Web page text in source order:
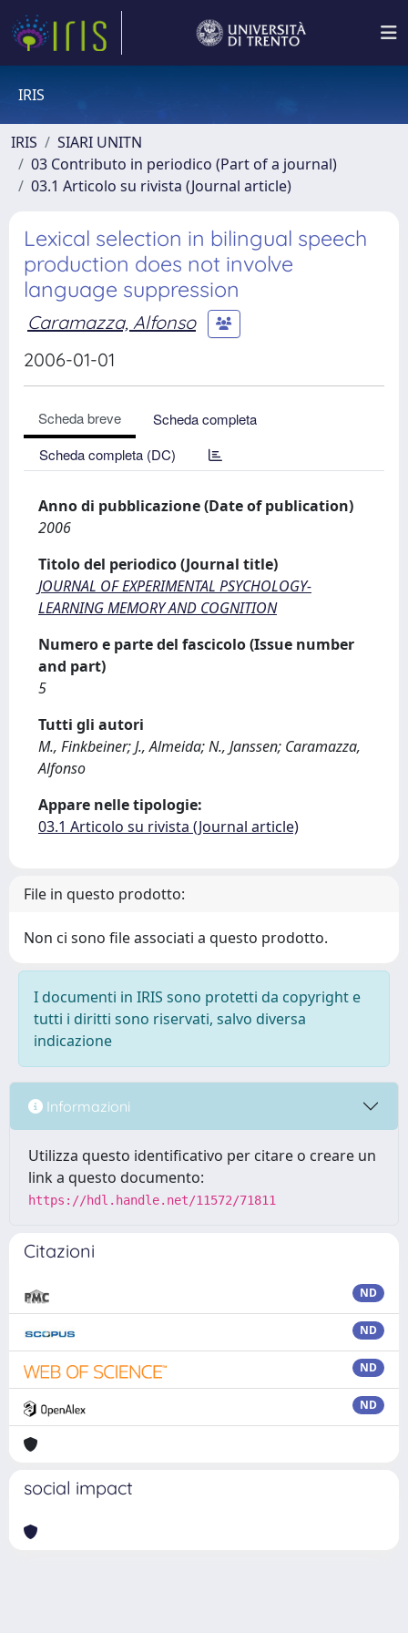
IRIS
IRIS
SIARI UNITN
03 Contributo in periodico (Part of a journal)
03.1 Articolo su rivista (Journal article)
Lexical selection in bilingual speech
production does not involve
language suppression
Caramazza, Alfonso
2006-01-01
Scheda breve
Scheda completa
Scheda completa (DC)
Anno di pubblicazione (Date of publication)
2006
Titolo del periodico (Journal title)
JOURNAL OF EXPERIMENTAL PSYCHOLOGY-
LEARNING MEMORY AND COGNITION
Numero e parte del fascicolo (Issue number
and part)
5
Tutti gli autori
M., Finkbeiner; J., Almeida; N., Janssen; Caramazza,
Alfonso
Appare nelle tipologie:
03.1 Articolo su rivista (Journal article)
File in questo prodotto:
Non ci sono file associati a questo prodotto.
I documenti in IRIS sono protetti da copyright e
tutti i diritti sono riservati, salvo diversa
indicazione
Informazioni
Utilizza questo identificativo per citare o creare un
link a questo documento:
https://hdl.handle.net/11572/71811
Citazioni
ND
ND
ND
ND
social impact